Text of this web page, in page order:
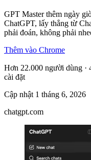
GPT Master thêm ngày
ChatGPT, lấy thẳng từ
phải đoán, không phải
Thêm vào Chrome
Hơn 22.000 người dùng ·
cài đặt
Cập nhật 1 tháng 6, 2026
chatgpt.com